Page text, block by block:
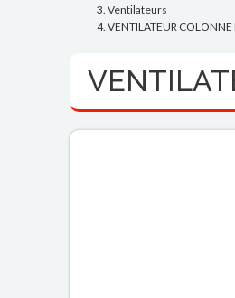
Ventilateurs
VENTILATEUR